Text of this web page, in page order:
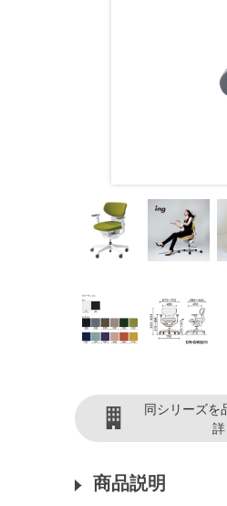
同シリーズを
商品説明